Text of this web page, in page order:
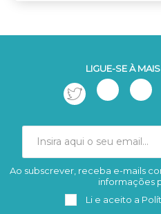
LIGUE-SE À
Subscrever
Ao subscrever, receba e-mails
informações
Li e aceito a